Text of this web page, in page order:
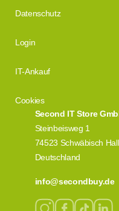
Second IT Store
Steinbeisweg 1
74523 Schwäbisch Hall
Deutschland
info@secondbuy.de
Datenschutz
Login
IT-Ankauf
Cookies